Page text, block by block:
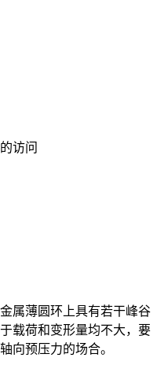
访问
属薄圆环上具有若干峰谷
载荷和变形量均不大，要
向预压力的场合。